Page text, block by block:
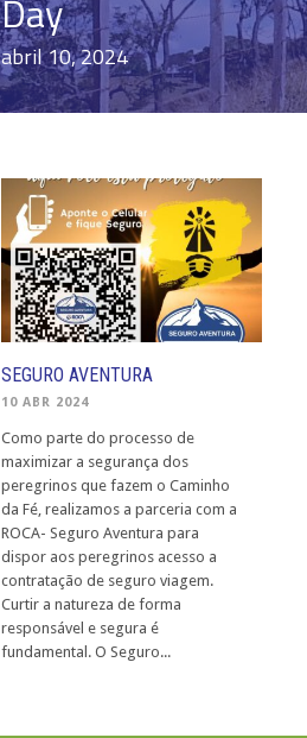
Day
abril 10, 2024
SEGURO AVENTURA
10 ABR 2024
Como parte do processo de
maximizar a segurança dos
peregrinos que fazem o Caminho
da Fé, realizamos a parceria com a
ROCA- Seguro Aventura para
dispor aos peregrinos acesso a
contratação de seguro viagem.
Curtir a natureza de forma
responsável e segura é
fundamental. O Seguro...